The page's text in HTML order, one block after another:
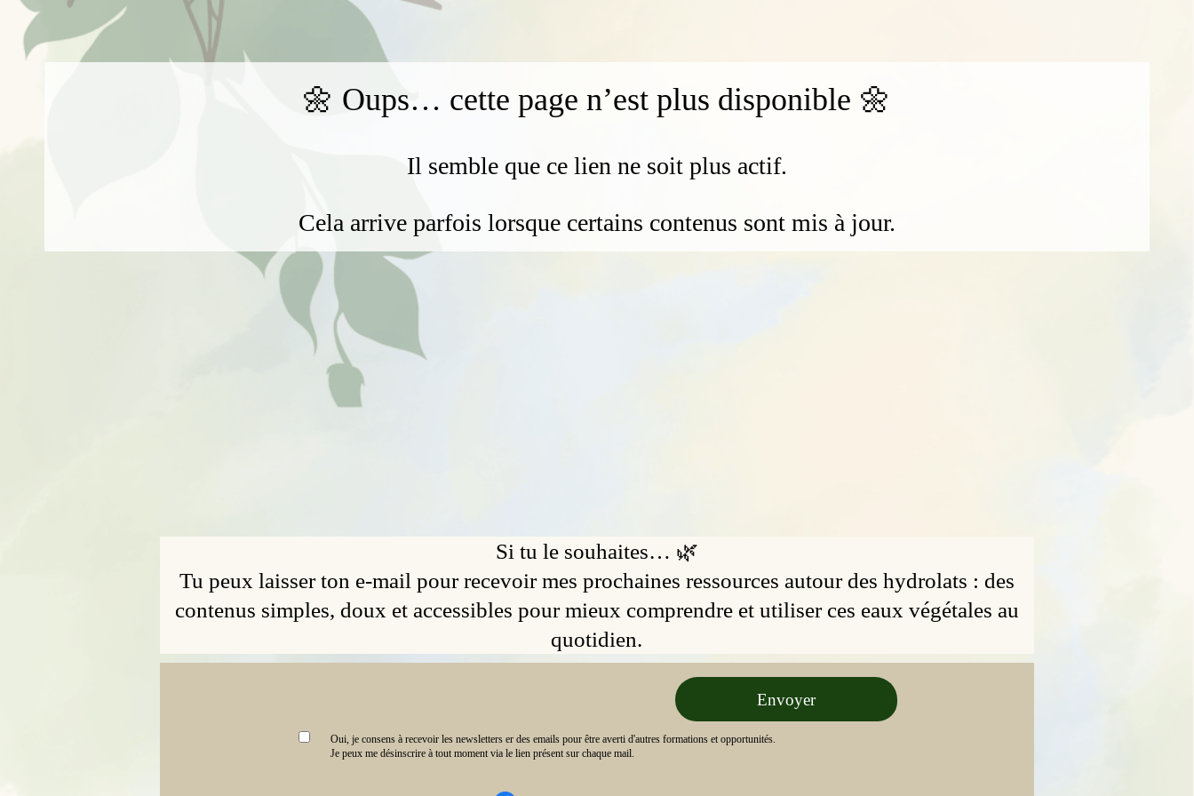
🌼 Oups… cette page n’est plus disponible 🌼
Il semble que ce lien ne soit plus actif.
Cela arrive parfois lorsque certains contenus sont mis à jour.
Si tu le souhaites… 🌿
Tu peux laisser ton e‑mail pour recevoir mes prochaines ressources autour des hydrolats : des
contenus simples, doux et accessibles pour mieux comprendre et utiliser ces eaux végétales au
quotidien.
Envoyer
Oui, je consens à recevoir les newsletters er des emails pour être averti d'autres formations et opportunités.
Je peux me désinscrire à tout moment via le lien présent sur chaque mail.